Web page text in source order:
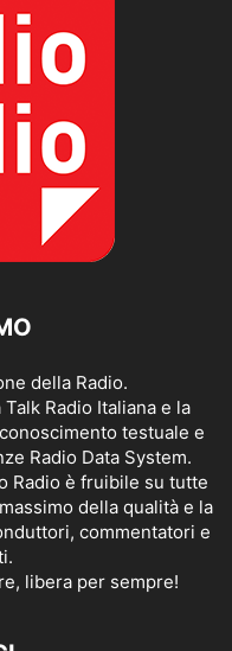
della Radio.
Radio Italiana e la
testuale e
Radio Data System.
Radio è fruibile su tutte
della qualità e la
commentatori e
libera per sempre!